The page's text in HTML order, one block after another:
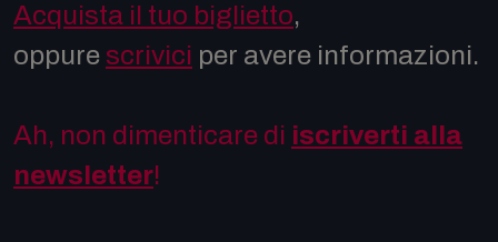
Acquista il tuo biglietto,
oppure scrivici per avere informazioni.
Ah, non dimenticare di iscriverti alla
newsletter!